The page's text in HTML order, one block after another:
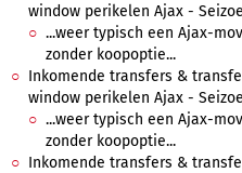
window perikelen Ajax -
...weer typisch een Ajax-
zonder koopoptie...
Inkomende transfers &
window perikelen Ajax -
...weer typisch een Ajax-
zonder koopoptie...
Inkomende transfers &